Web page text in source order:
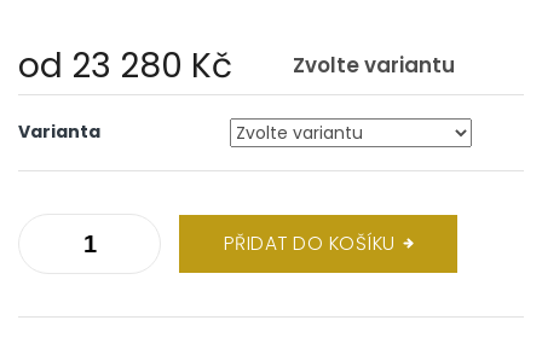
od 23 280 Kč Zvolte variantu
cena:
Varianta
PŘIDAT DO KOŠÍKU